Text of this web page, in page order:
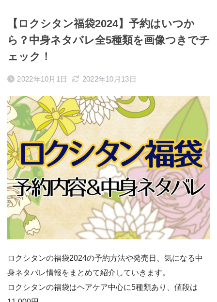
【ロクシタン福袋2024】予約はいつか
ら？中身ネタバレ全5種類を画像つきでチ
ェック！
2022年10月1日 2022年10月13日
ロクシタンの福袋2024の予約方法や発売日、気になる中
身ネタバレ情報をまとめて紹介していきます。
ロクシタンの福袋はヘアケア中心に5種類あり、値段は